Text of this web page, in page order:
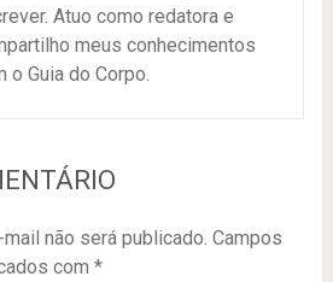
Atuo como redatora e
meus conhecimentos
o Guia do Corpo.
não será publicado. Campos
com *